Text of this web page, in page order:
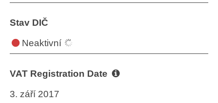
Stav DIČ
Neaktivní
VAT Registration Date
3. září 2017